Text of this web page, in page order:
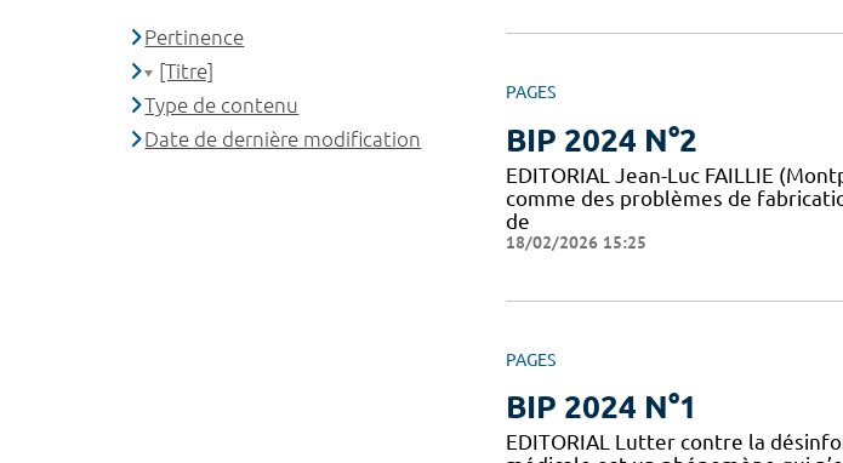
PAGES
BIP 2024 N°2
EDITORIAL Jean-Luc FAILLIE
comme des problèmes de
de
18/02/2026 15:25
PAGES
BIP 2024 N°1
EDITORIAL Lutter contre la
Pertinence
[Titre]
Type de contenu
Date de dernière modification